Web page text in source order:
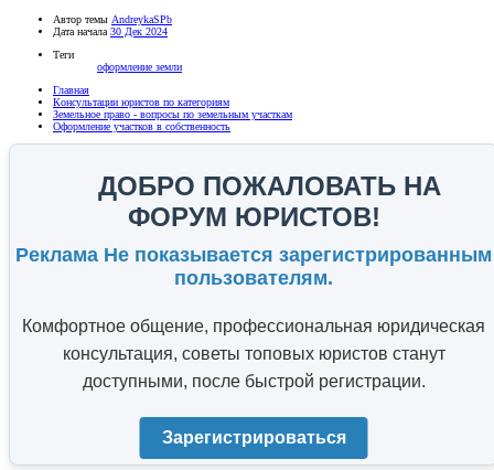
Автор темы AndreykaSPb
Дата начала 30 Дек 2024
Теги
оформление земли
Главная
Консультации юристов по категориям
Земельное право - вопросы по земельным участкам
Оформление участков в собственность
ДОБРО ПОЖАЛОВАТЬ НА
ФОРУМ ЮРИСТОВ!
Реклама Не показывается зарегистрированным
пользователям.
Комфортное общение, профессиональная юридическая
консультация, советы топовых юристов станут
доступными, после быстрой регистрации.
Зарегистрироваться